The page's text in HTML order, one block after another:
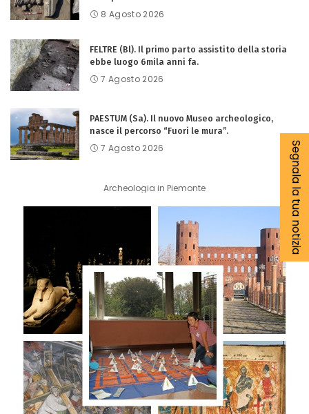
8 Agosto 2026
FELTRE (Bl). Il primo parto assistito della storia
ebbe luogo 6mila anni fa.
7 Agosto 2026
PAESTUM (Sa). Il nuovo Museo archeologico,
nasce il percorso “Fuori le mura”.
7 Agosto 2026
Archeologia in Piemonte Segnala la tua notizia